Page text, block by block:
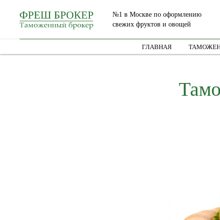
№1 в Москве по оформлению
свежих фруктов и овощей
ГЛАВНАЯ